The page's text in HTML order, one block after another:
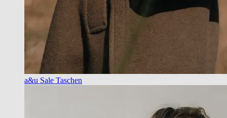
a&u Sale Taschen